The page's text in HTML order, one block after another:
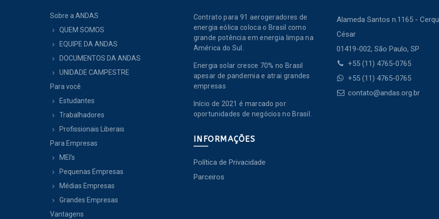
Sobre a ANDAS
QUEM SOMOS
EQUIPE DA ANDAS
DOCUMENTOS DA ANDAS
UNIDADE CAMPESTRE
Para você
Estudantes
Trabalhadores
Profissionais Liberais
Para Empresas
MEI’s
Pequenas Empresas
Médias Empresas
Grandes Empresas
Vantagens
Contrato para 91 aerogeradores de
energia eólica coloca o Brasil como
grande potência em energia limpa na
América do Sul.
Energia solar cresce 70% no Brasil
apesar de pandemia e atrai grandes
empresas
Início de 2021 é marcado por
oportunidades de negócios no Brasil.
INFORMAÇÕES
Política de Privacidade
Parceiros
Alameda Santos n.1165 -
César
01419-002, São Paulo, SP
+55 (11) 4765-0765
+55 (11) 4765-0765
contato@andas.org.br